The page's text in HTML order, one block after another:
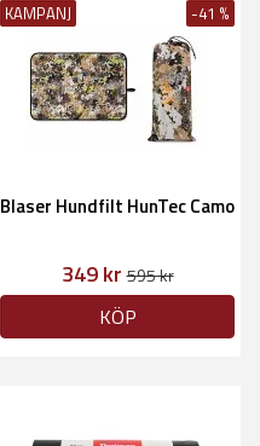
KAMPANJ -41 %
Blaser Hundfilt HunTec Camo
349 kr595 kr
KÖP